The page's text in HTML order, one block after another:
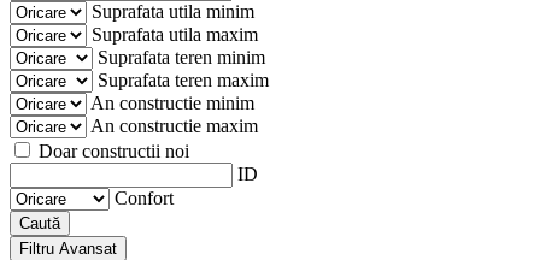
Suprafata utila minim
Suprafata utila maxim
Suprafata teren minim
Suprafata teren maxim
An constructie minim
An constructie maxim
Doar constructii noi
ID
Confort
Caută
Filtru Avansat